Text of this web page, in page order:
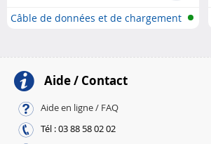
Câble de données et de chargement
Aide / Contact
Aide en ligne / FAQ
Tél : 03 88 58 02 02